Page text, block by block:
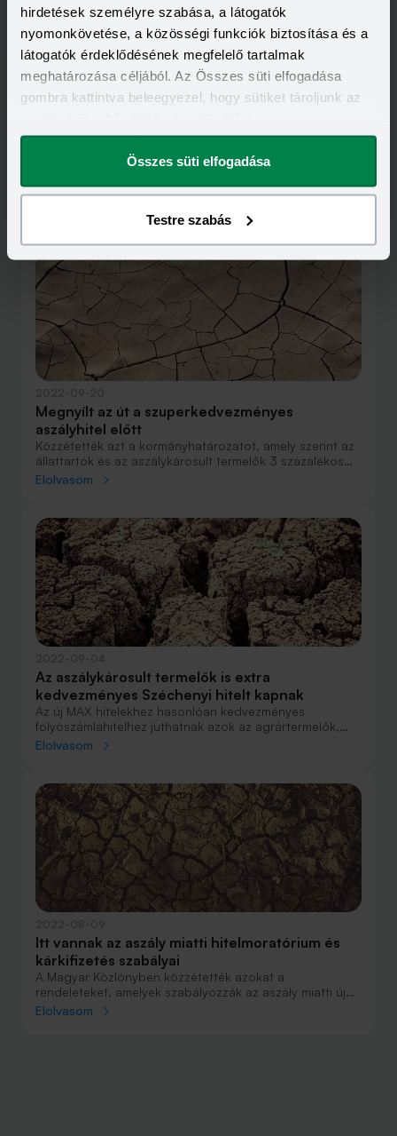
hirdetések személyre szabása, a látogatók
nyomonkövetése, a közösségi funkciók biztosítása és a
látogatók érdeklődésének megfelelő tartalmak
meghatározása céljából. Az Összes süti elfogadása
gombra kattintva beleegyezel, hogy sütiket tároljunk az
megváltoztathatod.
Összes süti elfogadása
Testre szabás
Kapcsolódó cikkek
Megnyílt az út a szuperkedvezményes
aszályhitel előtt
Közzétették azt a kormányhatározatot, amely szerint az
állattartók és az aszálykárosult termelők 3 százalékos
kamattal vehetik fel szeptember 20-tól az Agrár
Elolvasom
Az aszálykárosult termelők is extra
kedvezményes Széchenyi hitelt kapnak
Az új MAX hitelekhez hasonlóan kedvezményes
folyószámlahitelhez juthatnak azok az agrártermelők,
akik igazoltan aszálykárt szenvedtek. Az Agrár
Elolvasom
Itt vannak az aszály miatti hitelmoratórium és
kárkifizetés szabályai
A Magyar Közlönyben közzétették azokat a
rendeleteket, amelyek szabályozzák az aszály miatti új
hitelmoratóriumot, valamint a biztosítók aszálykár miatt
Elolvasom